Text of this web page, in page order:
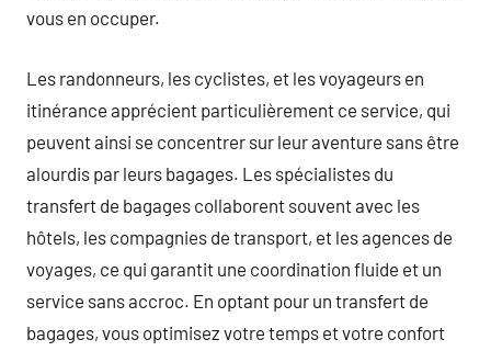
vous en occuper.
Les randonneurs, les cyclistes, et les voyageurs en
itinérance apprécient particulièrement ce service, qui
peuvent ainsi se concentrer sur leur aventure sans être
alourdis par leurs bagages. Les spécialistes du
transfert de bagages collaborent souvent avec les
hôtels, les compagnies de transport, et les agences de
voyages, ce qui garantit une coordination fluide et un
service sans accroc. En optant pour un transfert de
bagages, vous optimisez votre temps et votre confort